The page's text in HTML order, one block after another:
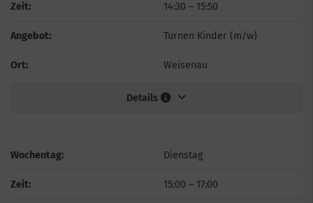
Zeit: 14:30 – 15:50
Angebot: Turnen Kinder (m/w)
Ort: Weisenau
Details
Wochentag: Dienstag
Zeit: 15:00 – 17:00